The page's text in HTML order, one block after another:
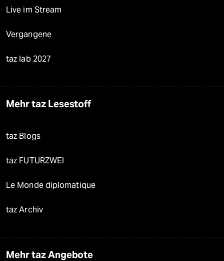
Live im Stream
Vergangene
taz lab 2027
Mehr taz Lesestoff
taz Blogs
taz FUTURZWEI
Le Monde diplomatique
taz Archiv
Mehr taz Angebote